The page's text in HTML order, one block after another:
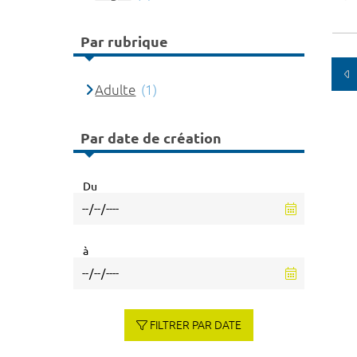
Par rubrique
Adulte (1)
Par date de création
Du
à
FILTRER PAR DATE